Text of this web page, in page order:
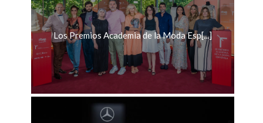
Los Premios Academia de la Moda Esp[...]